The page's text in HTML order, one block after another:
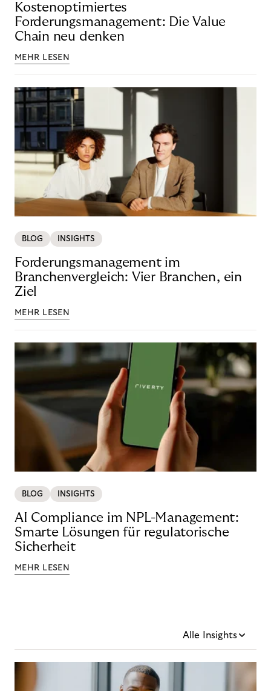
Kostenoptimiertes
Forderungsmanagement: Die Value
Chain neu denken
MEHR LESEN
BLOG INSIGHTS
Forderungsmanagement im
Branchenvergleich: Vier Branchen, ein
Ziel
MEHR LESEN
BLOG INSIGHTS
AI Compliance im NPL-Management:
Smarte Lösungen für regulatorische
Sicherheit
MEHR LESEN
Alle Insights